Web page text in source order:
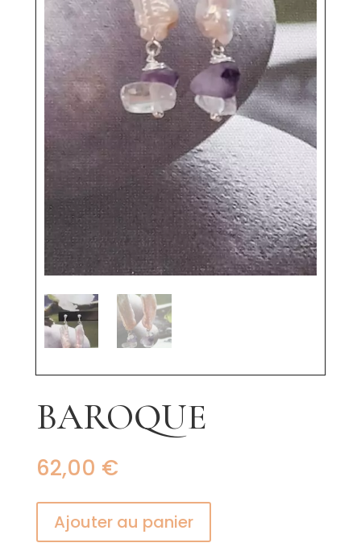
BAROQUE
62,00 €
Ajouter au panier